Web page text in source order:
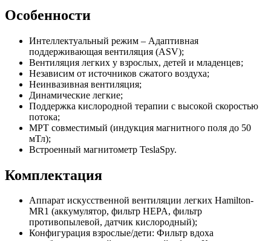
Особенности
Интеллектуальный режим – Адаптивная
поддерживающая вентиляция (ASV);
Вентиляция легких у взрослых, детей и младенцев;
Независим от источников сжатого воздуха;
Неинвазивная вентиляция;
Динамические легкие;
Поддержка кислородной терапии с высокой скоростью
потока;
МРТ совместимый (индукция магнитного поля до 50
мТл);
Встроенный магнитометр TeslaSpy.
Комплектация
Аппарат искусственной вентиляции легких Hamilton-
MR1 (аккумулятор, фильтр HEPA, фильтр
противопылевой, датчик кислородный);
Конфигурация взрослые/дети: Фильтр вдоха